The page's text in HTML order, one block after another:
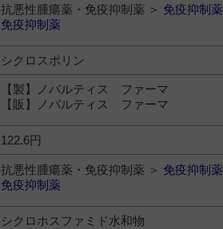
抗悪性腫瘍薬・免疫抑制薬 ＞ 免疫抑制薬
免疫抑制薬
シクロスポリン
【製】ノバルティス ファーマ
【販】ノバルティス ファーマ
122.6円
抗悪性腫瘍薬・免疫抑制薬 ＞ 免疫抑制薬
免疫抑制薬
シクロホスファミド水和物